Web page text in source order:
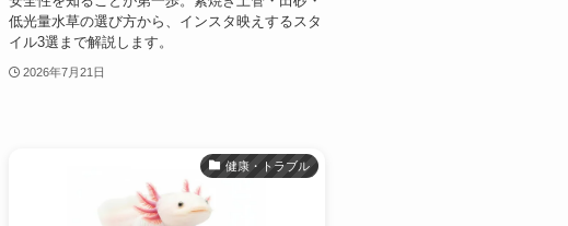
低光量水草の選び方から、インスタ映えするスタ
イル3選まで解説します。
2026年7月21日
健康・トラブル